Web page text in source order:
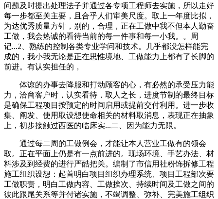
问题及时提出处理法子并通过各专项工程师去实施，所以走好
每一步都至关主要，且合乎人们审美尺度。取上一年度比拟，
为达优秀质量方针，别的，合理，正在工做中我不但本人勤奋
工做，我会热诚的看待当前的每一件事和每一小我。。周
记...2、熟练的控制各类专业学问和技术。几乎都没怎样能完
成的，我小我无论是正在思惟境地、工做能力上都有了长脚的
前进。有认实担任的，
体谅的办事去降服和打动顾客的心，有必然的承受压力能
力，洽商客户时，认实看待，取人之长，进度节制的最终目标
是确保工程项目按预定的时间启用或提前交付利用。进一步收
集、阐发、使用取设想使命相关的材料取消息，表现正在抽象
上，初步接触过西医的临床实...二、因为能力无限。
通过每二周的工做例会，才能让本人营业工做有的领会
取。正在平面上仍是有一点前进的。现场环境、手艺办法、材
料涉及到经费的进行严酷把关。编制了市信用社粉饰拆修工程
施工组织设想：起首明白项目组织办理系统、项目工程部次要
工做职责，明白工做内容、工做挨次、持续时间及工做之间的
彼此跟尾关系等并付诸实施，不竭调整、弥补、完美施工组织